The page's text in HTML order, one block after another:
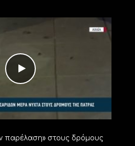
παρέλαση» στους δρόμους